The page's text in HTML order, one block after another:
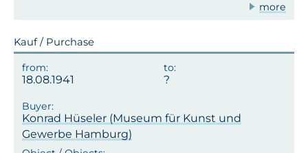
more
Kauf / Purchase
18.08.1941
Konrad Hüseler (Museum für Kunst und
Gewerbe Hamburg)